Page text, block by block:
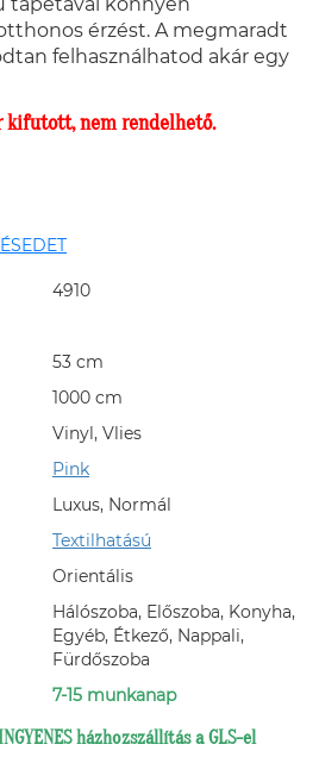
érzést. A megmaradt
felhasználhatod akár egy
kifutott, nem rendelhető.
4910
53 cm
1000 cm
Vinyl, Vlies
Pink
Luxus, Normál
Textilhatású
Orientális
Hálószoba, Előszoba, Konyha,
Egyéb, Étkező, Nappali,
Fürdőszoba
7-15 munkanap
házhozszállítás a GLS-el